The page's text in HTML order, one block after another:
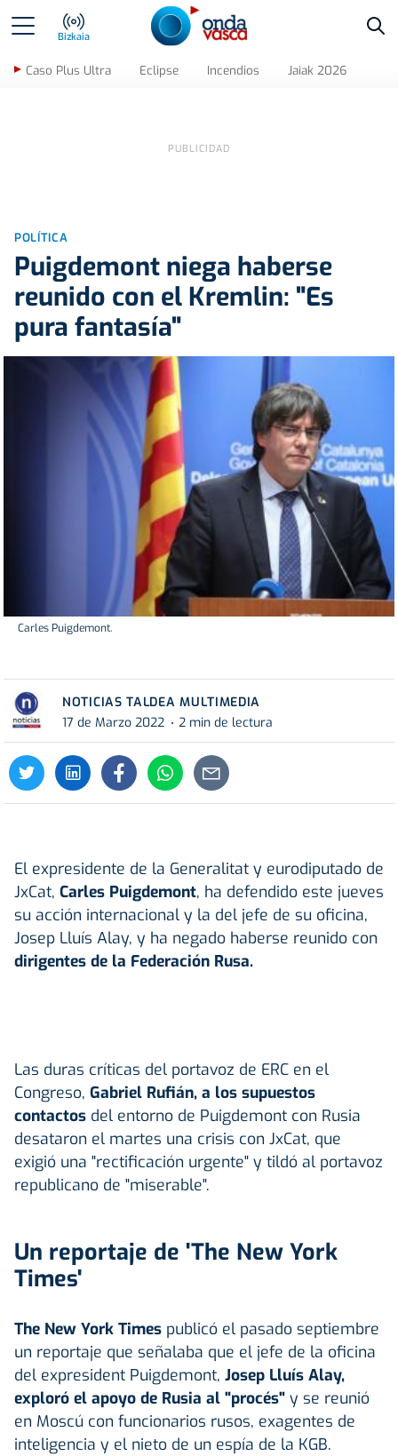
Bizkaia
Caso Plus Ultra Eclipse Incendios Jaiak 2026
POLÍTICA
Puigdemont niega haberse
reunido con el Kremlin: "Es
pura fantasía"
Carles Puigdemont.
NOTICIAS TALDEA MULTIMEDIA
17 de Marzo 2022
2 min de lectura
El expresidente de la Generalitat y eurodiputado de
JxCat, Carles Puigdemont, ha defendido este jueves
su acción internacional y la del jefe de su oficina,
Josep Lluís Alay, y ha negado haberse reunido con
dirigentes de la Federación Rusa.
Las duras críticas del portavoz de ERC en el
Congreso, Gabriel Rufián, a los supuestos
contactos del entorno de Puigdemont con Rusia
desataron el martes una crisis con JxCat, que
exigió una "rectificación urgente" y tildó al portavoz
republicano de "miserable".
Un reportaje de 'The New York
Times'
The New York Times publicó el pasado septiembre
un reportaje que señalaba que el jefe de la oficina
del expresident Puigdemont, Josep Lluís Alay,
exploró el apoyo de Rusia al "procés" y se reunió
en Moscú con funcionarios rusos, exagentes de
inteligencia y el nieto de un espía de la KGB.